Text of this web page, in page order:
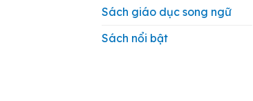
Sách giáo dục song ngữ
Sách nổi bật